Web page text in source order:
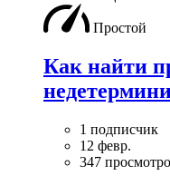
Простой
Как найти
1 подписчик
12 февр.
347